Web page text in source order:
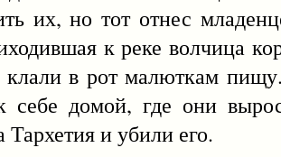
их, но тот отнес
к реке волчица
в рот малюткам
себе домой, где они
Тархетия и убили его.